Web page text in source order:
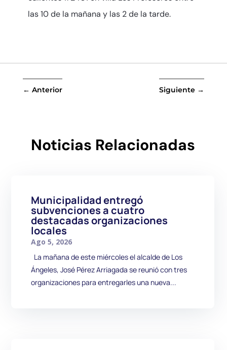
las 10 de la mañana y las 2 de la tarde.
← Anterior Siguiente →
Noticias Relacionadas
Municipalidad entregó
subvenciones a cuatro
destacadas organizaciones
locales
Ago 5, 2026
La mañana de este miércoles el alcalde de Los
Ángeles, José Pérez Arriagada se reunió con tres
organizaciones para entregarles una nueva...